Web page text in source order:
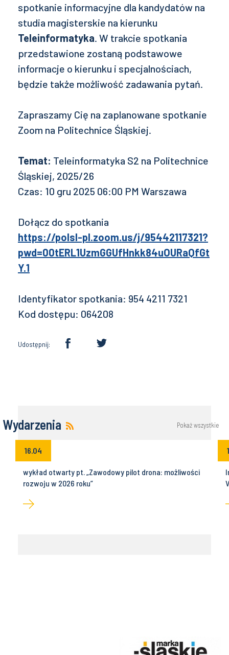
spotkanie informacyjne dla kandydatów na
studia magisterskie na kierunku
Teleinformatyka. W trakcie spotkania
przedstawione zostaną podstawowe
informacje o kierunku i specjalnościach,
będzie także możliwość zadawania pytań.
Zapraszamy Cię na zaplanowane spotkanie
Zoom na Politechnice Śląskiej.
Temat: Teleinformatyka S2 na Politechnice
Śląskiej, 2025/26
Czas: 10 gru 2025 06:00 PM Warszawa
Dołącz do spotkania
https://polsl-pl.zoom.us/j/95442117321?
pwd=00tERL1UzmGGUfHnkk84uOURaQfGt
Y.1
Identyfikator spotkania: 954 4211 7321
Kod dostępu: 064208
Udostępnij:
Wydarzenia Pokaż wszystkie
16.04
wykład otwarty pt. „Zawodowy pilot drona: możliwości
rozwoju w 2026 roku”